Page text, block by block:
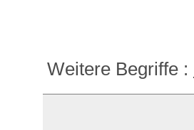
Weitere Begriffe :